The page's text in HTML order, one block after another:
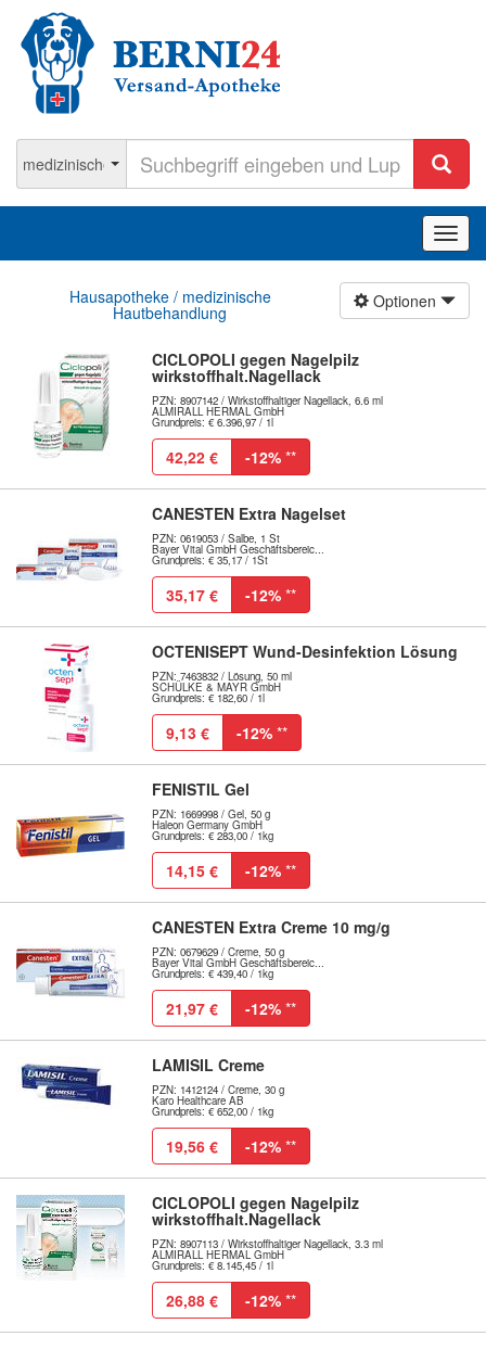
ein-/
Optionen
Hausapotheke / medizinische
Hautbehandlung
CICLOPOLI gegen Nagelpilz
wirkstoffhalt.Nagellack
PZN: 8907142 / Wirkstoffhaltiger Nagellack, 6.6 ml
ALMIRALL HERMAL GmbH
Grundpreis: € 6.396,97 / 1l
42,22 € -12% **
CANESTEN Extra Nagelset
PZN: 0619053 / Salbe, 1 St
Bayer Vital GmbH Geschäftsbereic...
Grundpreis: € 35,17 / 1St
35,17 € -12% **
OCTENISEPT Wund-Desinfektion Lösung
PZN: 7463832 / Lösung, 50 ml
SCHÜLKE & MAYR GmbH
Grundpreis: € 182,60 / 1l
9,13 € -12% **
FENISTIL Gel
PZN: 1669998 / Gel, 50 g
Haleon Germany GmbH
Grundpreis: € 283,00 / 1kg
14,15 € -12% **
CANESTEN Extra Creme 10 mg/g
PZN: 0679629 / Creme, 50 g
Bayer Vital GmbH Geschäftsbereic...
Grundpreis: € 439,40 / 1kg
21,97 € -12% **
LAMISIL Creme
PZN: 1412124 / Creme, 30 g
Karo Healthcare AB
Grundpreis: € 652,00 / 1kg
19,56 € -12% **
CICLOPOLI gegen Nagelpilz
wirkstoffhalt.Nagellack
PZN: 8907113 / Wirkstoffhaltiger Nagellack, 3.3 ml
ALMIRALL HERMAL GmbH
Grundpreis: € 8.145,45 / 1l
26,88 € -12% **